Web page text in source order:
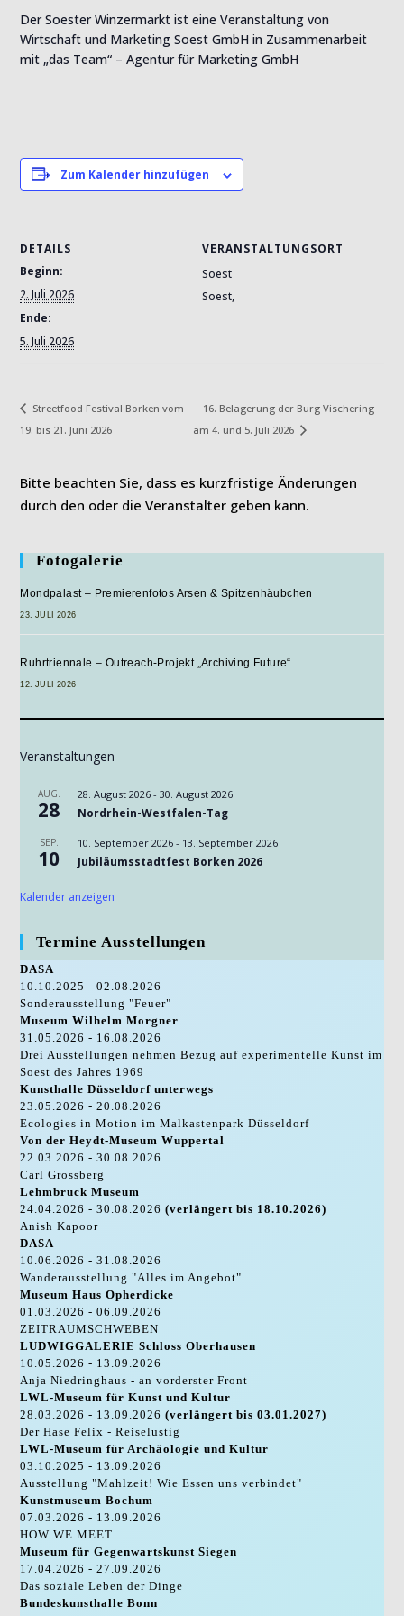
Der Soester Winzermarkt ist eine Veranstaltung von
Wirtschaft und Marketing Soest GmbH in Zusammenarbeit
mit „das Team“ – Agentur für Marketing GmbH
Zum Kalender hinzufügen
DETAILS
Beginn:
2. Juli 2026
Ende:
5. Juli 2026
VERANSTALTUNGSORT
Soest
Soest,
Streetfood Festival Borken vom
19. bis 21. Juni 2026
16. Belagerung der Burg Vischering
am 4. und 5. Juli 2026
Bitte beachten Sie, dass es kurzfristige Änderungen
durch den oder die Veranstalter geben kann.
Fotogalerie
Mondpalast – Premierenfotos Arsen & Spitzenhäubchen
23. JULI 2026
Ruhrtriennale – Outreach-Projekt „Archiving Future“
12. JULI 2026
Veranstaltungen
AUG.
28
28. August 2026 -30. August 2026
Nordrhein-Westfalen-Tag
SEP.
10
10. September 2026 - 13. September 2026
Jubiläumsstadtfest Borken 2026
Kalender anzeigen
Termine Ausstellungen
DASA
10.10.2025 - 02.08.2026
Sonderausstellung "Feuer"
Museum Wilhelm Morgner
31.05.2026 - 16.08.2026
Drei Ausstellungen nehmen Bezug auf experimentelle Kunst im
Soest des Jahres 1969
Kunsthalle Düsseldorf unterwegs
23.05.2026 - 20.08.2026
Ecologies in Motion im Malkastenpark Düsseldorf
Von der Heydt-Museum Wuppertal
22.03.2026 - 30.08.2026
Carl Grossberg
Lehmbruck Museum
24.04.2026 - 30.08.2026(verlängert bis 18.10.2026)
Anish Kapoor
DASA
10.06.2026 - 31.08.2026
Wanderausstellung "Alles im Angebot"
Museum Haus Opherdicke
01.03.2026 - 06.09.2026
ZEITRAUMSCHWEBEN
LUDWIGGALERIE Schloss Oberhausen
10.05.2026 - 13.09.2026
Anja Niedringhaus - an vorderster Front
LWL-Museum für Kunst und Kultur
28.03.2026 - 13.09.2026(verlängert bis 03.01.2027)
Der Hase Felix - Reiselustig
LWL-Museum für Archäologie und Kultur
03.10.2025 - 13.09.2026
Ausstellung "Mahlzeit! Wie Essen uns verbindet"
Kunstmuseum Bochum
07.03.2026 - 13.09.2026
HOW WE MEET
Museum für Gegenwartskunst Siegen
17.04.2026 - 27.09.2026
Das soziale Leben der Dinge
Bundeskunsthalle Bonn